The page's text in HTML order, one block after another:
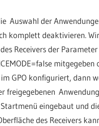
Auswahl der
komplett deaktivieren.
Receivers der Parameter
mitgegeben
GPO konfiguriert, dann
freigegebenen
eingebaut und
des Receivers